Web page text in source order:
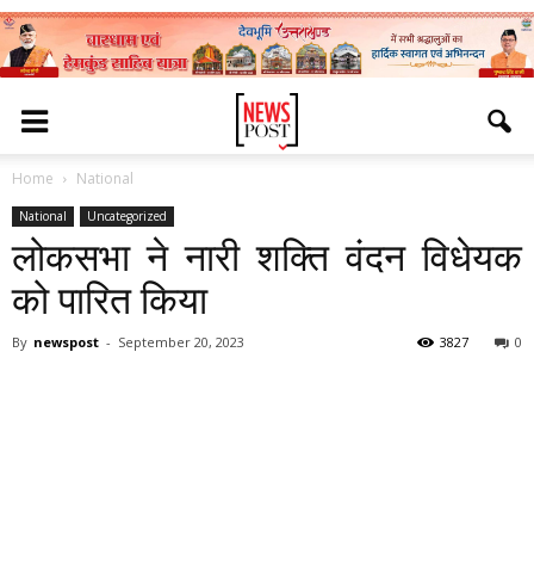
Home National
National Uncategorized
लोकसभा ने नारी शक्ति वंदन विधेयक
को पारित किया
By newspost - September 20, 2023 0
3827